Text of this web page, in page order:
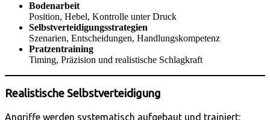
Bodenarbeit
Position, Hebel, Kontrolle unter Druck
Selbstverteidigungsstrategien
Szenarien, Entscheidungen, Handlungskompetenz
Pratzentraining
Timing, Präzision und realistische Schlagkraft
Realistische Selbstverteidigung
Angriffe werden systematisch aufgebaut und trainiert: